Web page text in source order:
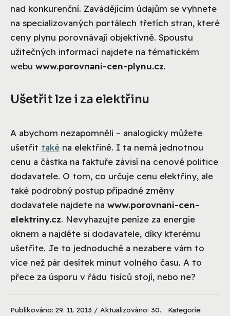
nad konkurenční. Zavádějícím údajům se vyhnete
na specializovaných portálech třetích stran, které
ceny plynu porovnávají objektivně. Spoustu
užitečných informací najdete na tématickém
webu www.porovnani-cen-plynu.cz.
Ušetřit lze i za elektřinu
A abychom nezapomněli – analogicky můžete
ušetřit také na elektřině. I ta nemá jednotnou
cenu a částka na faktuře závisí na cenové politice
dodavatele. O tom, co určuje cenu elektřiny, ale
také podrobný postup případné změny
dodavatele najdete na www.porovnani-cen-
elektriny.cz. Nevyhazujte peníze za energie
oknem a najděte si dodavatele, díky kterému
ušetříte. Je to jednoduché a nezabere vám to
více než pár desítek minut volného času. A to
přece za úsporu v řádu tisíců stojí, nebo ne?
Publikováno: 29. 11. 2013 / Aktualizováno: 30.
Kategorie: